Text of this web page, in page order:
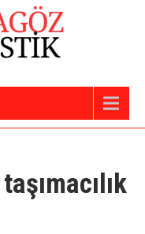
| İstanbul